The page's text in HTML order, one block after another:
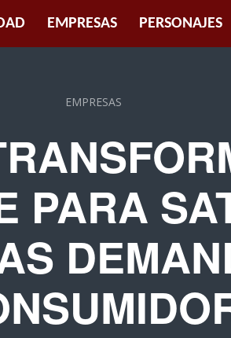
EMPRESAS PERSONAJES
EMPRESAS
PARA